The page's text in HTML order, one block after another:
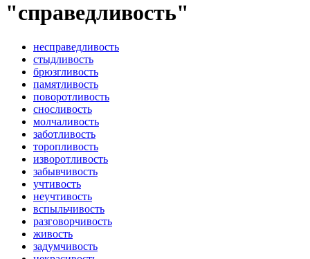
"справедливость"
несправедливость
стыдливость
брюзгливость
памятливость
поворотливость
сносливость
молчаливость
заботливость
торопливость
изворотливость
забывчивость
учтивость
неучтивость
вспыльчивость
разговорчивость
живость
задумчивость